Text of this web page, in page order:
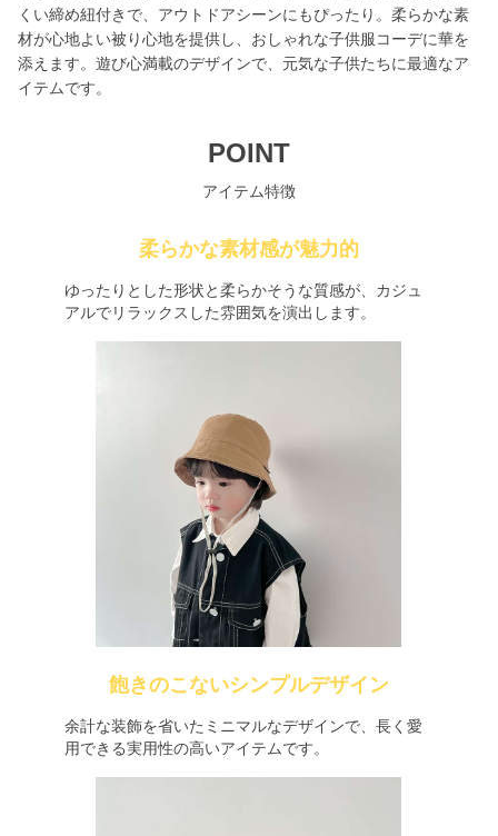
くい締め紐付きで、アウトドアシーンにもぴったり。柔らかな素
材が心地よい被り心地を提供し、おしゃれな子供服コーデに華を
添えます。遊び心満載のデザインで、元気な子供たちに最適なア
イテムです。
POINT
アイテム特徴
柔らかな素材感が魅力的
ゆったりとした形状と柔らかそうな質感が、カジュ
アルでリラックスした雰囲気を演出します。
飽きのこないシンプルデザイン
余計な装飾を省いたミニマルなデザインで、長く愛
用できる実用性の高いアイテムです。